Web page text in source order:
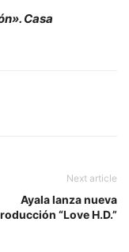
Casa
Next article
Ayala lanza nueva
“Love H.D.”